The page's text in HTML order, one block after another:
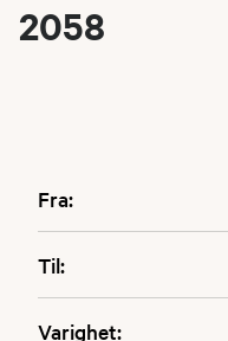
2058
Fra:
Til:
Varighet: